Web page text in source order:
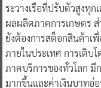
ระวางเรือที่ปรับตัวสูงทุ
ผลผลิตภาคการเกษตร
ยังต้องการสต็อกสินค้าเ
ภายในประเทศ การเติบ
ภาคบริการของทั่วโลก มี
มากขึ้นและค่าเงินบาทอ่